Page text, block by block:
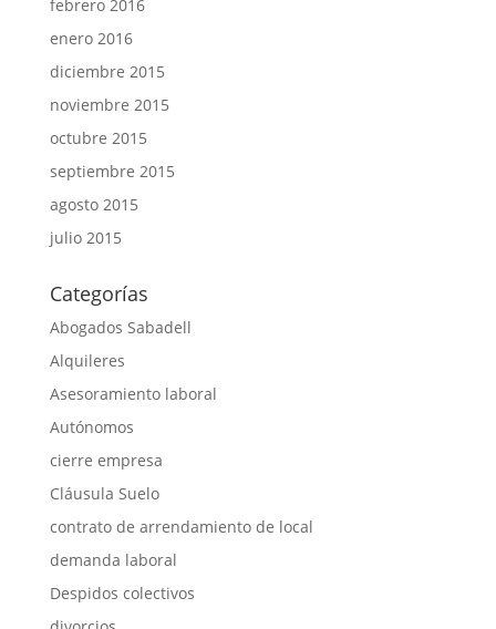
febrero 2016
enero 2016
diciembre 2015
noviembre 2015
octubre 2015
septiembre 2015
agosto 2015
julio 2015
Categorías
Abogados Sabadell
Alquileres
Asesoramiento laboral
Autónomos
cierre empresa
Cláusula Suelo
contrato de arrendamiento de local
demanda laboral
Despidos colectivos